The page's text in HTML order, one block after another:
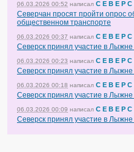
06.03.2026 00:52 написал С Е В Е Р С
Северчан просят пройти опрос
общественном транспорте
06.03.2026 00:37 написал С Е В Е Р С
Северск принял участие в Лыжне
06.03.2026 00:23 написал С Е В Е Р С
Северск принял участие в Лыжне
06.03.2026 00:18 написал С Е В Е Р С
Северск принял участие в Лыжне
06.03.2026 00:09 написал С Е В Е Р С
Северск принял участие в Лыжне